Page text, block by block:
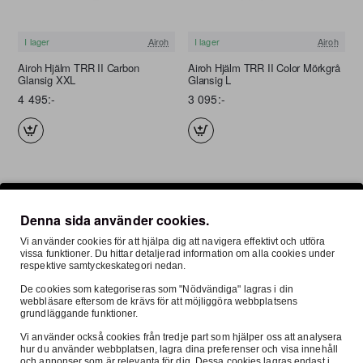
FRI FRAKT
I lager Airoh
Airoh Hjälm TRR II Carbon
Glansig XXL
4 495:-
FRI FRAKT
I lager Airoh
Airoh Hjälm TRR II Color Mörkgrå
Glansig L
3 095:-
Airoh Hjälm TRR II Color Mörkgrå Airoh Hjälm TRR II Color Mörkgrå
Denna sida använder cookies.
Vi använder cookies för att hjälpa dig att navigera effektivt och utföra
vissa funktioner. Du hittar detaljerad information om alla cookies under
respektive samtyckeskategori nedan.
De cookies som kategoriseras som "Nödvändiga" lagras i din
webbläsare eftersom de krävs för att möjliggöra webbplatsens
grundläggande funktioner.
Vi använder också cookies från tredje part som hjälper oss att analysera
hur du använder webbplatsen, lagra dina preferenser och visa innehåll